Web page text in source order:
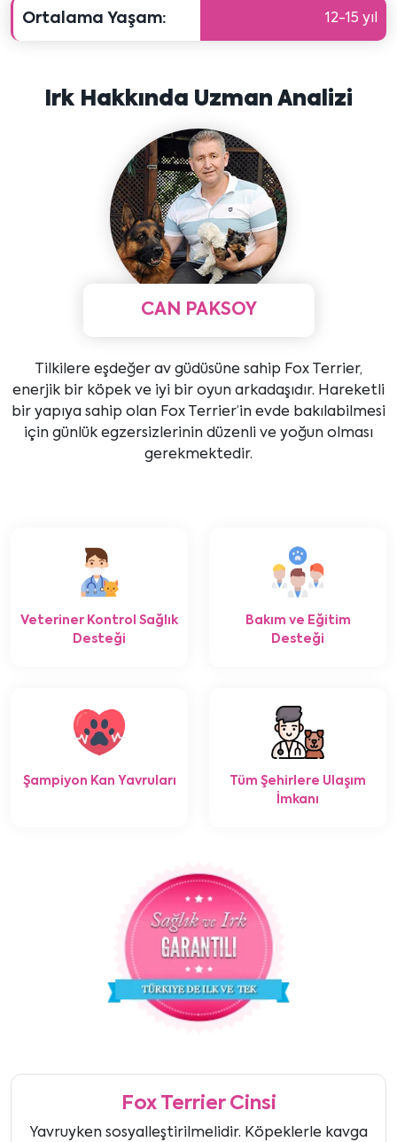
Ortalama Yaşam: 12-15 yıl
Irk Hakkında Uzman Analizi
CAN PAKSOY
Tilkilere eşdeğer av güdüsüne sahip Fox Terrier,
enerjik bir köpek ve iyi bir oyun arkadaşıdır. Hareketli
bir yapıya sahip olan Fox Terrier’in evde bakılabilmesi
için günlük egzersizlerinin düzenli ve yoğun olması
gerekmektedir.
Veteriner Kontrol Sağlık
Desteği
Bakım ve Eğitim
Desteği
Şampiyon Kan Yavruları
Tüm Şehirlere Ulaşım
İmkanı
Fox Terrier Cinsi
Yavruyken sosyalleştirilmelidir. Köpeklerle kavga